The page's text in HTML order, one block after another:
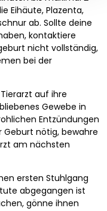
Eihäute, Plazenta,
ab. Sollte deine
kontaktiere
nicht vollständig,
bei der
auf ihre
Gewebe in
Entzündungen
Geburt nötig, bewahre
am nächsten
ersten Stuhlgang
abgegangen ist
gönne ihnen